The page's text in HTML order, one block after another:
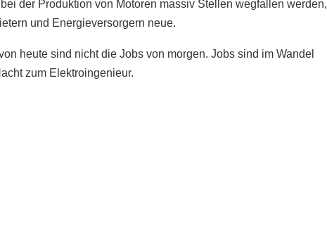
der Produktion von Motoren massiv Stellen wegfallen werden,
und Energieversorgern neue.
heute sind nicht die Jobs von morgen. Jobs sind im Wandel
zum Elektroingenieur.